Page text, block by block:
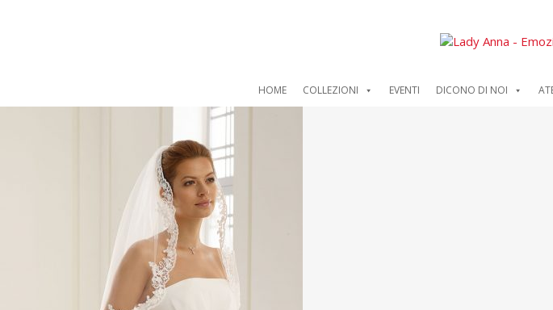
HOME COLLEZIONI EVENTI DICONO DI NOI